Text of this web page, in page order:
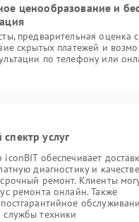
ценообразование и
предварительная оценка
скрытых платежей и
по телефону или
услуг
обеспечивает
диагностику и
ремонт. Клиенты
ремонта онлайн. Также
службы техники